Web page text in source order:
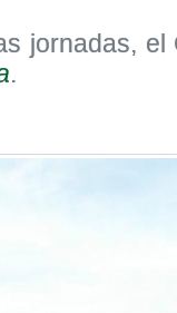
jornadas, el
.